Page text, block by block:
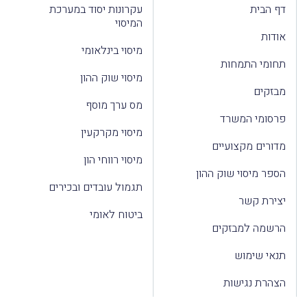
דף הבית
אודות
תחומי התמחות
מבזקים
פרסומי המשרד
מדורים מקצועיים
הספר מיסוי שוק ההון
יצירת קשר
הרשמה למבזקים
תנאי שימוש
הצהרת נגישות
עקרונות יסוד במערכת
המיסוי
מיסוי בינלאומי
מיסוי שוק ההון
מס ערך מוסף
מיסוי מקרקעין
מיסוי רווחי הון
תגמול עובדים ובכירים
ביטוח לאומי